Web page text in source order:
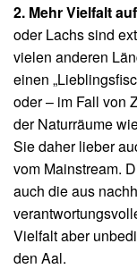
2. Mehr Vielfalt
oder Lachs sind
vielen anderen
einen
oder – im Fall von
der Naturräume
Sie daher lieber
vom Mainstream.
auch die aus
Vielfalt aber
den Aal.